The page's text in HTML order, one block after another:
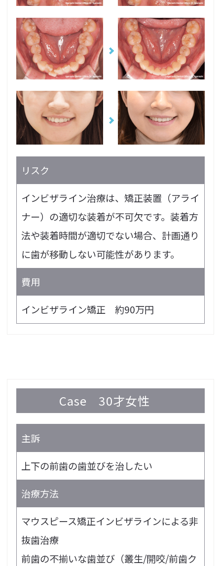
リスク
インビザライン治療は、矯正装置（アライ
ナー）の適切な装着が不可欠です。装着方
法や装着時間が適切でない場合、計画通り
に歯が移動しない可能性があります。
費用
インビザライン矯正 約90万円
Case 30才女性
主訴
上下の前歯の歯並びを治したい
治療方法
マウスピース矯正インビザラインによる非
抜歯治療
前歯の不揃いな歯並び（叢生/開咬/前歯ク